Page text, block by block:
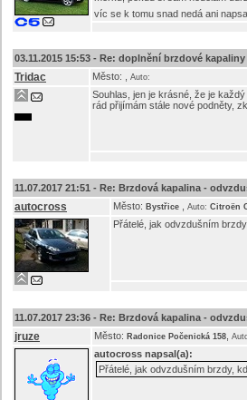
víc se k tomu snad nedá ani
03.11.2015 15:53 - Re: doplnění brzdové kapaliny
Tridac Město: Auto:
Souhlas, jen je krásné, že je
rád přijímám stále nové podněty,
11.07.2017 21:51 - Re: Brzdová kapalina -
autocross Město: Bystřice Auto: Citroën
Přátelé, jak odvzdušním
11.07.2017 23:36 - Re: Brzdová kapalina -
jruze Město: Radonice Počenická 158
autocross napsal(a):
Přátelé, jak odvzdušním brzdy,